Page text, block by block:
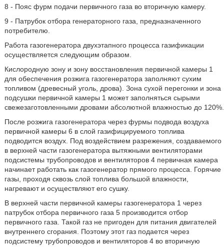
8 - Пояс фурм подачи первичного газа во вторичную камеру.
9 - Патрубок отбора генераторного газа, предназначенного
потребителю.
Работа газогенератора двухэтапного процесса газификации
осуществляется следующим образом.
Кислородную зону и зону восстановления первичной камеры 1
для обеспечения розжига газогенератора заполняют сухим
топливом (древесный уголь, дрова). Зона сухой перегонки и зона
подсушки первичной камеры 1 может заполняться сырыми
свежезаготовленными дровами абсолютной влажностью до 120%.
После розжига газогенератора через фурмы подвода воздуха
первичной камеры 6 в слой газифицируемого топлива
подводится воздух. Под воздействием разрежения, создаваемого
в верхней части газогенератора вытяжными вентиляторами
подсистемы трубопроводов и вентиляторов 4 первичная камера
начинает работать как газогенератор прямого процесса. Горячие
газы, проходя сквозь слой топлива большой влажности,
нагревают и осуществляют его сушку.
В верхней части первичной камеры газогенератора 1 через
патрубок отбора первичного газа 5 производится отбор
первичного газа. Такой газ не пригоден для питания двигателей
внутреннего сгорания. Поэтому этот газ подается через
подсистему трубопроводов и вентиляторов 4 во вторичную